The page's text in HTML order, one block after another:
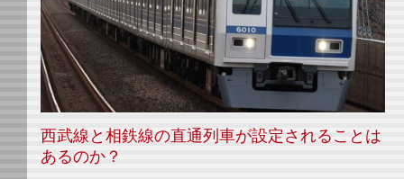
西武線と相鉄線の直通列車が設定されることは
あるのか？